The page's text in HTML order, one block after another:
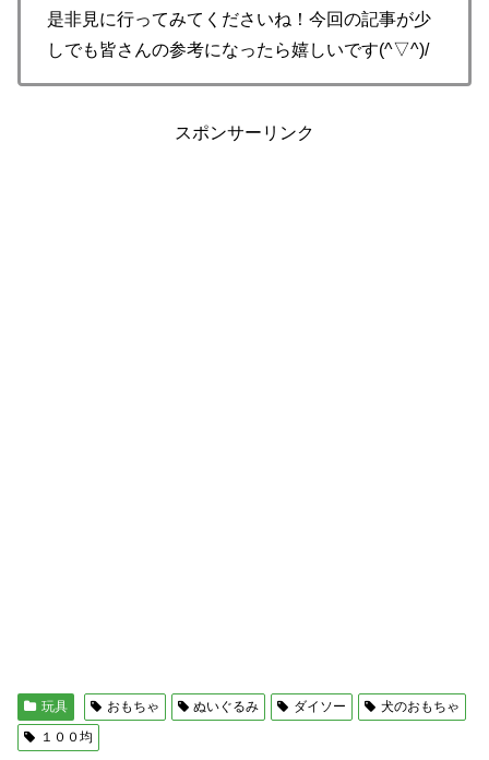
是非見に行ってみてくださいね！今回の記事が少
しでも皆さんの参考になったら嬉しいです(^▽^)/
スポンサーリンク
玩具 おもちゃ ぬいぐるみ ダイソー
犬のおもちゃ
１００均